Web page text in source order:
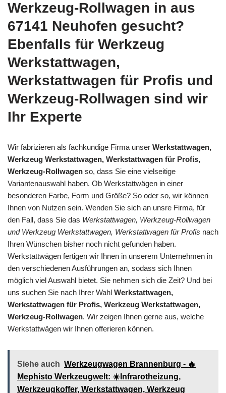
Werkzeug-Rollwagen in aus
67141 Neuhofen gesucht?
Ebenfalls für Werkzeug
Werkstattwagen,
Werkstattwagen für Profis und
Werkzeug-Rollwagen sind wir
Ihr Experte
Wir fabrizieren als fachkundige Firma unser Werkstattwagen,
Werkzeug Werkstattwagen, Werkstattwagen für Profis,
Werkzeug-Rollwagen so, dass Sie eine vielseitige
Variantenauswahl haben. Ob Werkstattwägen in einer
besonderen Farbe, Form und Größe? So oder so, wir können
Ihnen von Nutzen sein. Wenden Sie sich an unsre Firma, für
den Fall, dass Sie das Werkstattwagen, Werkzeug-Rollwagen
und Werkzeug Werkstattwagen, Werkstattwagen für Profis nach
Ihren Wünschen bisher noch nicht gefunden haben.
Werkstattwägen fertigen wir Ihnen in unserem Unternehmen in
den verschiedenen Ausführungen an, sodass sich Ihnen
möglich viel Auswahl bietet. Sie nehmen sich die Zeit? Und bei
uns suchen Sie nach Ihrer Wahl Werkstattwagen,
Werkstattwagen für Profis, Werkzeug Werkstattwagen,
Werkzeug-Rollwagen. Wir zeigen Ihnen gerne aus, welche
Werkstattwägen wir Ihnen offerieren können.
Siehe auch Werkzeugwagen Brannenburg - 🔥
Mephisto Werkzeugwelt: ☀️Infrarotheizung,
Werkzeugkoffer, Werkstattwagen, Werkzeug